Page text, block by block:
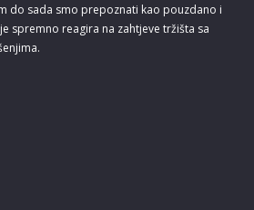
do sada smo prepoznati kao pouzdano i
spremno reagira na zahtjeve tržišta sa